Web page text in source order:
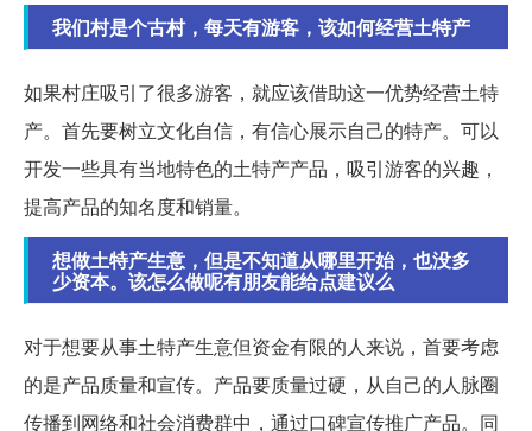
我们村是个古村，每天有游客，该如何经营土特产
如果村庄吸引了很多游客，就应该借助这一优势经营土特
产。首先要树立文化自信，有信心展示自己的特产。可以
开发一些具有当地特色的土特产产品，吸引游客的兴趣，
提高产品的知名度和销量。
想做土特产生意，但是不知道从哪里开始，也没多
少资本。该怎么做呢有朋友能给点建议么
对于想要从事土特产生意但资金有限的人来说，首要考虑
的是产品质量和宣传。产品要质量过硬，从自己的人脉圈
传播到网络和社会消费群中，通过口碑宣传推广产品。同